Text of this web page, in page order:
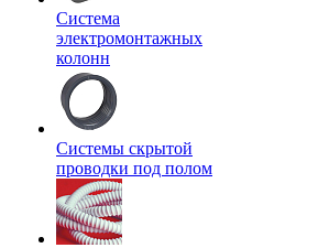
Система
электромонтажных
колонн
Системы скрытой
проводки под полом